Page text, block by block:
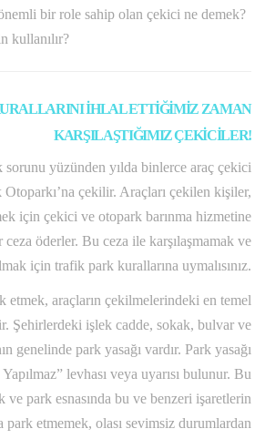
bir role sahip olan çekici ne demek?
kullanılır?
İHLAL ETTİĞİMİZ ZAMAN
KARŞILAŞTIĞIMIZ ÇEKİCİLER!
yüzünden yılda binlerce araç çekici
Otoparkı’na çekilir. Araçları çekilen kişiler,
için çekici ve otopark barınma hizmetine
öderler. Bu ceza ile karşılaşmamak ve
için trafik park kurallarına uymalısınız.
etmek, araçların çekilmelerindeki en temel
Şehirlerdeki işlek cadde, sokak, bulvar ve
genelinde park yasağı vardır. Park yasağı
levhası veya uyarısı bulunur. Bu
ve park esnasında bu ve benzeri işaretlerin
park etmemek, olası sevimsiz durumlardan